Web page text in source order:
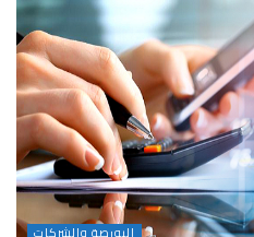
البورصة والشركات